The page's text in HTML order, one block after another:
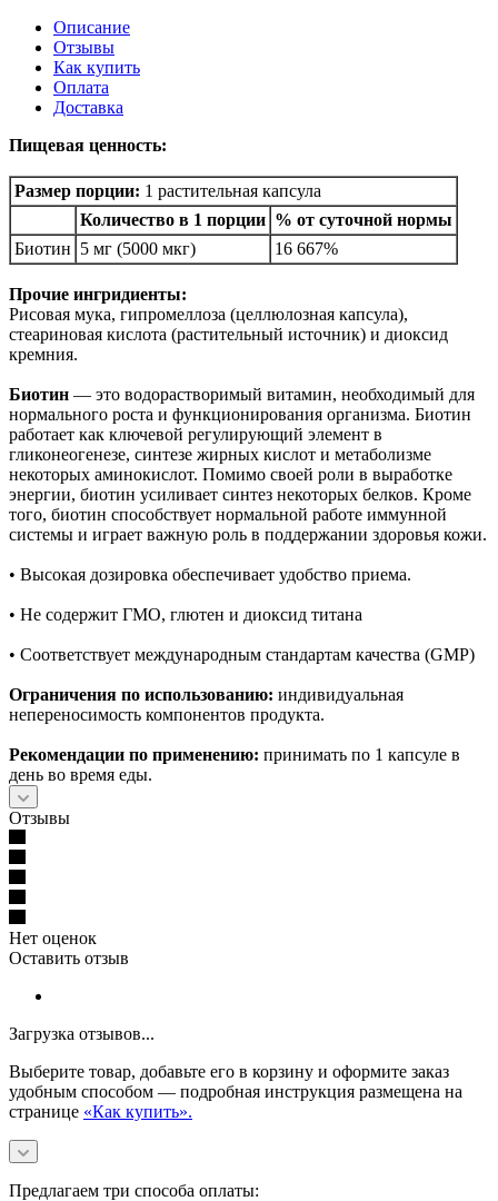
Описание
Отзывы
Как купить
Оплата
Доставка
Пищевая ценность:
Размер порции: 1 растительная капсула
Количество в 1 порции % от суточной нормы
Биотин 5 мг (5000 мкг) 16 667%
Прочие ингридиенты:
Рисовая мука, гипромеллоза (целлюлозная капсула),
стеариновая кислота (растительный источник) и диоксид
кремния.
Биотин — это водорастворимый витамин, необходимый для
нормального роста и функционирования организма. Биотин
работает как ключевой регулирующий элемент в
гликонеогенезе, синтезе жирных кислот и метаболизме
некоторых аминокислот. Помимо своей роли в выработке
энергии, биотин усиливает синтез некоторых белков. Кроме
того, биотин способствует нормальной работе иммунной
системы и играет важную роль в поддержании здоровья кожи.
• Высокая дозировка обеспечивает удобство приема.
• Не содержит ГМО, глютен и диоксид титана
• Соответствует международным стандартам качества (GMP)
Ограничения по использованию: индивидуальная
непереносимость компонентов продукта.
Рекомендации по применению: принимать по 1 капсуле в
день во время еды.
Отзывы
Нет оценок
Оставить отзыв
Загрузка отзывов...
Выберите товар, добавьте его в корзину и оформите заказ
удобным способом — подробная инструкция размещена на
странице «Как купить».
Предлагаем три способа оплаты: